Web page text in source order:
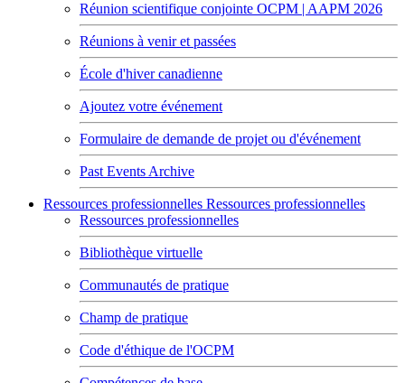
Réunion scientifique conjointe OCPM | AAPM 2026
Réunions à venir et passées
École d'hiver canadienne
Ajoutez votre événement
Formulaire de demande de projet ou d'événement
Past Events Archive
Ressources professionnelles Ressources professionnelles
Ressources professionnelles
Bibliothèque virtuelle
Communautés de pratique
Champ de pratique
Code d'éthique de l'OCPM